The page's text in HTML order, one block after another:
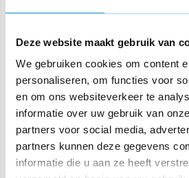
Deze website maakt gebruik van
We gebruiken cookies om content
personaliseren, om functies voor
en om ons websiteverkeer te
informatie over uw gebruik van
partners voor social media,
partners kunnen deze gegevens
informatie die u aan ze heeft
Bosch 12029995 netsnoer
voor BBS611BSC,
BKS6111P, BLS612BLCK
€ 28,95
Bezorging op maandag of
dinsdag
€